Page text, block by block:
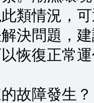
類情況，
決問題，
恢復正常
故障發生？